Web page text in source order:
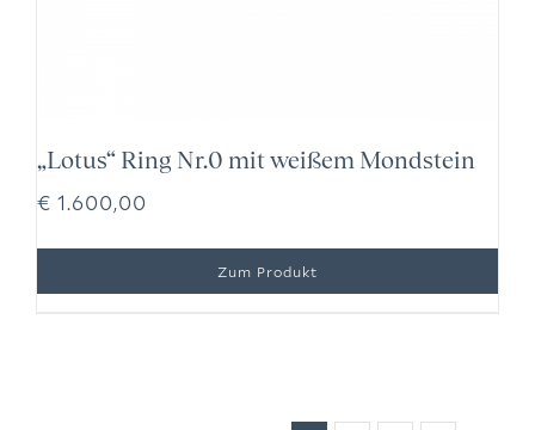
„Lotus“ Ring Nr.0 mit weißem Mondstein
€ 1.600,00